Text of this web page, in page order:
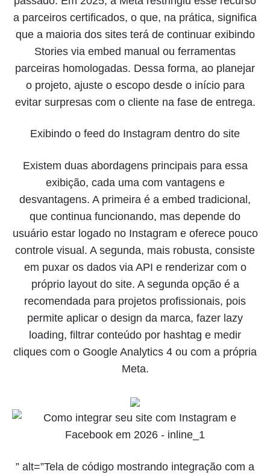
a parceiros certificados, o que, na prática, significa
que a maioria dos sites terá de continuar exibindo
Stories via embed manual ou ferramentas
parceiras homologadas. Dessa forma, ao planejar
o projeto, ajuste o escopo desde o início para
evitar surpresas com o cliente na fase de entrega.
Exibindo o feed do Instagram dentro do site
Existem duas abordagens principais para essa
exibição, cada uma com vantagens e
desvantagens. A primeira é a embed tradicional,
que continua funcionando, mas depende do
usuário estar logado no Instagram e oferece pouco
controle visual. A segunda, mais robusta, consiste
em puxar os dados via API e renderizar com o
próprio layout do site. A segunda opção é a
recomendada para projetos profissionais, pois
permite aplicar o design da marca, fazer lazy
loading, filtrar conteúdo por hashtag e medir
cliques com o Google Analytics 4 ou com a própria
Meta.
” alt=”Tela de código mostrando integração com a